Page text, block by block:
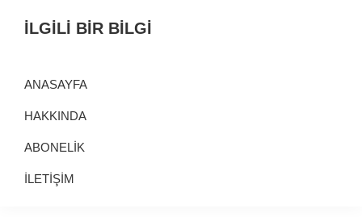
navigasyona
content
alanaİLGİLİ BİR BİLGİ
ANASAYFA
HAKKINDA
ABONELİK
İLETİŞİM